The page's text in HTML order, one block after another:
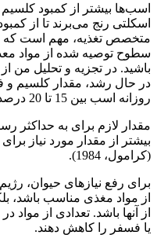
اسب‌ها بیشتر از کمبود
اسکلتی رنج می‌برند تا از
متخصص تغذیه، مهم است که
سطوح توصیه شده از مواد
باشید. در تجزیه و تحلیل من
در حال رشد، مقدار کلسیم و
روزانه اسب بین 15 تا 20 درصد افزایش یافته است زیرا:
مقدار لازم برای به حداکثر
بیشتر از مقدار مورد نیاز
(کرامول، 1984).
برای رفع نیازهای حیوان،
از مواد مغذی مناسب باشد،
از آنها باشد. تعدادی از
یا فسفر را کاهش دهند.